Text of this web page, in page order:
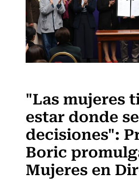
"Las mujeres
estar donde
decisiones":
Boric
Mujeres en